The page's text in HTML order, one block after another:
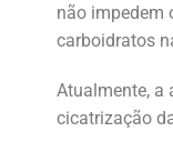
não impedem
carboidratos
Atualmente, a
cicatrização